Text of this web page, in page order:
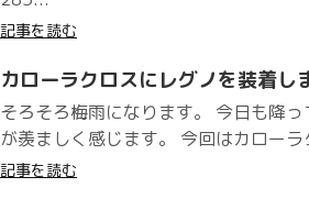
記事を読む
カローラクロスにレグノを装着し
そろそろ梅雨になります。 今日も降
が羨ましく感じます。 今回はカロー
記事を読む